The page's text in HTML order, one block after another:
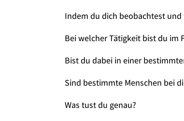
Indem du dich beobachtest
Bei welcher Tätigkeit bist du im
Bist du dabei in einer
Sind bestimmte Menschen bei
Was tust du genau?